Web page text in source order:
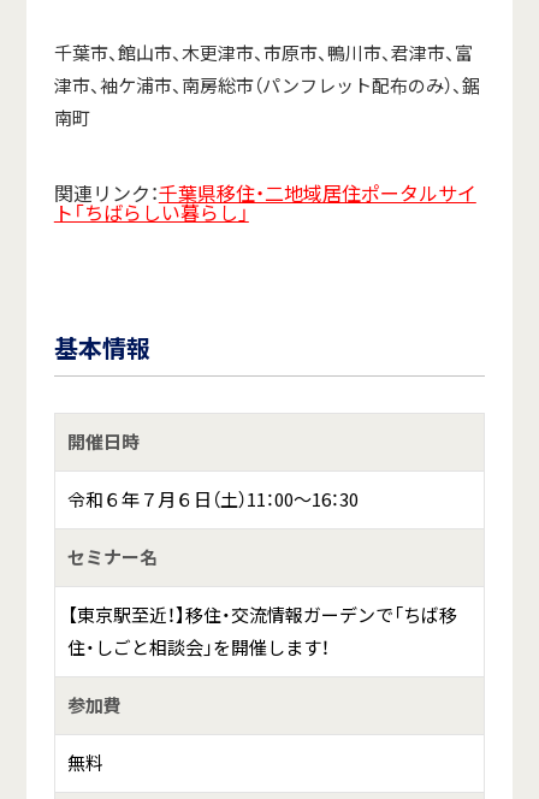
千葉市、館山市、木更津市、市原市、鴨川市、君津市、富
津市、袖ケ浦市、南房総市（パンフレット配布のみ）、鋸
南町
関連リンク：千葉県移住・二地域居住ポータルサイ
ト「ちばらしい暮らし」
基本情報
開催日時
令和６年７月６日（土）11：00～16：30
セミナー名
【東京駅至近！】移住・交流情報ガーデンで「ちば移
住・しごと相談会」を開催します！
参加費
無料